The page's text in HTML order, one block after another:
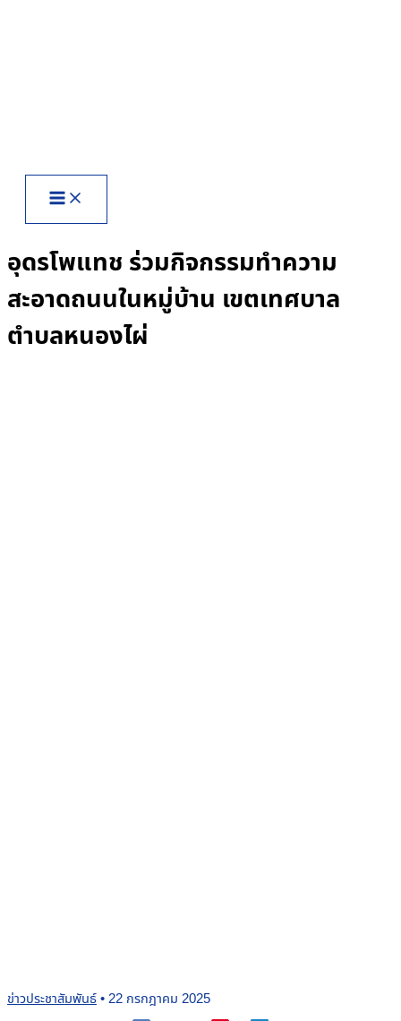
อุดรโพแทช ร่วมกิจกรรมทำความ
สะอาดถนนในหมู่บ้าน เขตเทศบาล
ตำบลหนองไผ่
ข่าวประชาสัมพันธ์•22 กรกฎาคม 2025